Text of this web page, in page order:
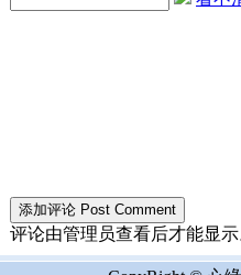
评论由管理员查看后才能显示